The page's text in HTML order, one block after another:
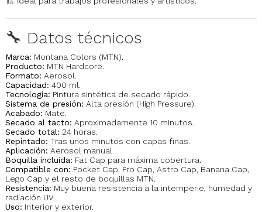
🔧 Datos técnicos
Marca: Montana Colors (MTN).
Producto: MTN Hardcore.
Formato: Aerosol.
Capacidad: 400 ml.
Tecnología: Pintura sintética de secado rápido.
Sistema de presión: Alta presión (High Pressure).
Acabado: Mate.
Secado al tacto: Aproximadamente 10 minutos.
Secado total: 24 horas.
Repintado: Tras unos minutos con capas finas.
Aplicación: Aerosol manual.
Boquilla incluida: Fat Cap para máxima cobertura.
Compatible con: Pocket Cap, Pro Cap, Astro Cap, Banana Cap,
Lego Cap y el resto de boquillas MTN.
Resistencia: Muy buena resistencia a la intemperie, humedad y
radiación UV.
Uso: Interior y exterior.